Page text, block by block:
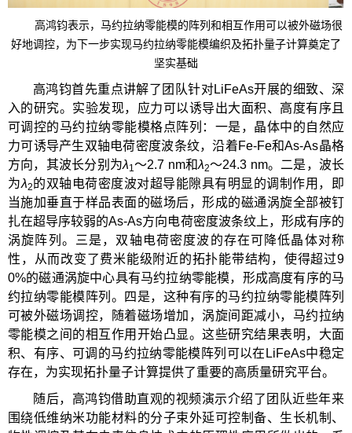
高鸿钧表示，马约拉纳零能模的阵列和相互作用可以被外磁场很
好地调控，为下一步实现马约拉纳零能模编织及拓扑量子计算奠定了
坚实基础
高鸿钧首先重点讲解了团队针对LiFeAs开展的细致、深
入的研究。实验发现，应力可以诱导出大面积、高度有序且
可调控的马约拉纳零能模格点阵列：一是，晶体中的自然应
力可诱导产生双轴电荷密度波条纹，沿着Fe-Fe和As-As晶格
方向，其波长分别为λ1～2.7 nm和λ2～24.3 nm。二是，波长
为λ2的双轴电荷密度波对超导能隙具有明显的调制作用，即
当施加垂直于样品表面的磁场后，形成的磁通涡旋全部被钉
扎在超导序较弱的As-As方向电荷密度波条纹上，形成有序的
涡旋阵列。三是，双轴电荷密度波的存在可降低晶体对称
性，从而改变了费米能级附近的拓扑能带结构，使得超过9
0%的磁通涡旋中心具有马约拉纳零能模，形成高度有序的马
约拉纳零能模阵列。四是，这种有序的马约拉纳零能模阵列
可被外磁场调控，随着磁场增加，涡旋间距减小，马约拉纳
零能模之间的相互作用开始凸显。这些研究结果表明，大面
积、有序、可调的马约拉纳零能模阵列可以在LiFeAs中稳定
存在，为实现拓扑量子计算提供了重要的高质量研究平台。
随后，高鸿钧借助直观的视频演示介绍了团队近些年来
围绕低维纳米功能材料的分子束外延可控制备、生长机制、